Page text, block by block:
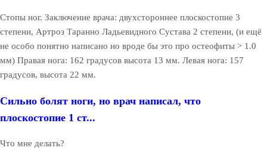
Стопы ног. Заключение врача: двухстороннее плоскостопие 3
степени, Артроз Таранно Ладьевидного Сустава 2 степени, (и ещё
не особо понятно написано но вроде бы это про остеофиты > 1.0
мм) Правая нога: 162 градусов высота 13 мм. Левая нога: 157
градусов, высота 22 мм.
Сильно болят ноги, но врач написал, что
плоскостопие 1 ст...
Что мне делать?